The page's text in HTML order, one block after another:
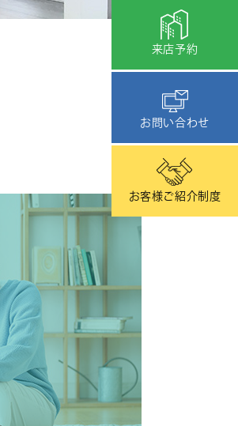
来店予約
お問い合わせ
お客様ご紹介制度